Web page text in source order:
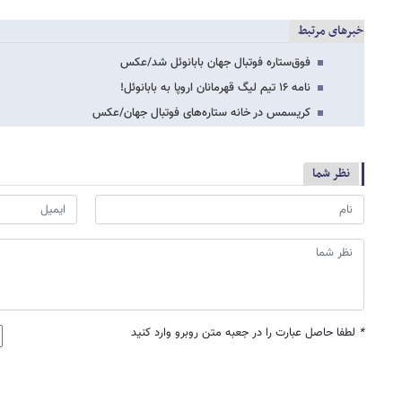
خبرهای مرتبط
فوق‌ستاره فوتبال جهان بابانوئل شد/عکس
نامه ۱۶ تیم لیگ قهرمانان اروپا به بابانوئل!
کریسمس در خانه ستاره‌های فوتبال جهان/عکس
نظر شما
* لطفا حاصل عبارت را در جعبه متن روبرو وارد کنید